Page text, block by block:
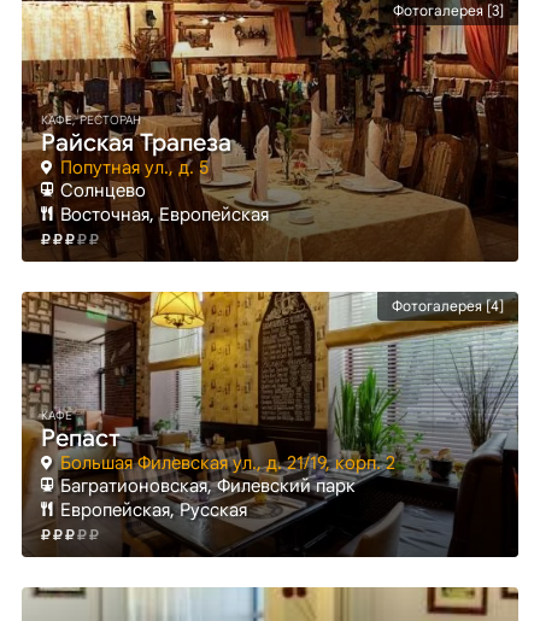
Фотогалерея [3]
КАФЕ, РЕСТОРАН
Райская Трапеза
Попутная ул., д. 5
Солнцево
Восточная, Европейская
Фотогалерея [4]
КАФЕ
Репаст
Большая Филевская ул., д. 21/19, корп. 2
Багратионовская, Филевский парк
Европейская, Русская